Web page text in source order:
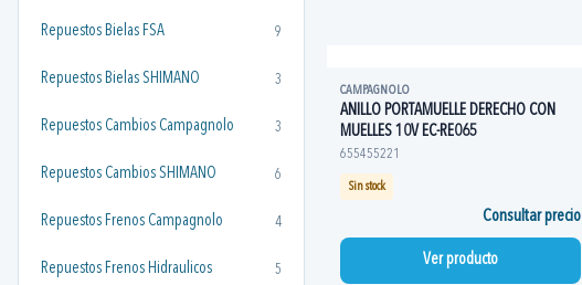
Repuestos Bielas FSA 9
Repuestos Bielas SHIMANO 3
Repuestos Cambios Campagnolo 3
Repuestos Cambios SHIMANO 6
Repuestos Frenos Campagnolo 4
Repuestos Frenos Hidraulicos 5
CAMPAGNOLO
ANILLO PORTAMUELLE DERECHO CON
MUELLES 10V EC-RE065
655455221
Sin stock
Consultar precio
Ver producto